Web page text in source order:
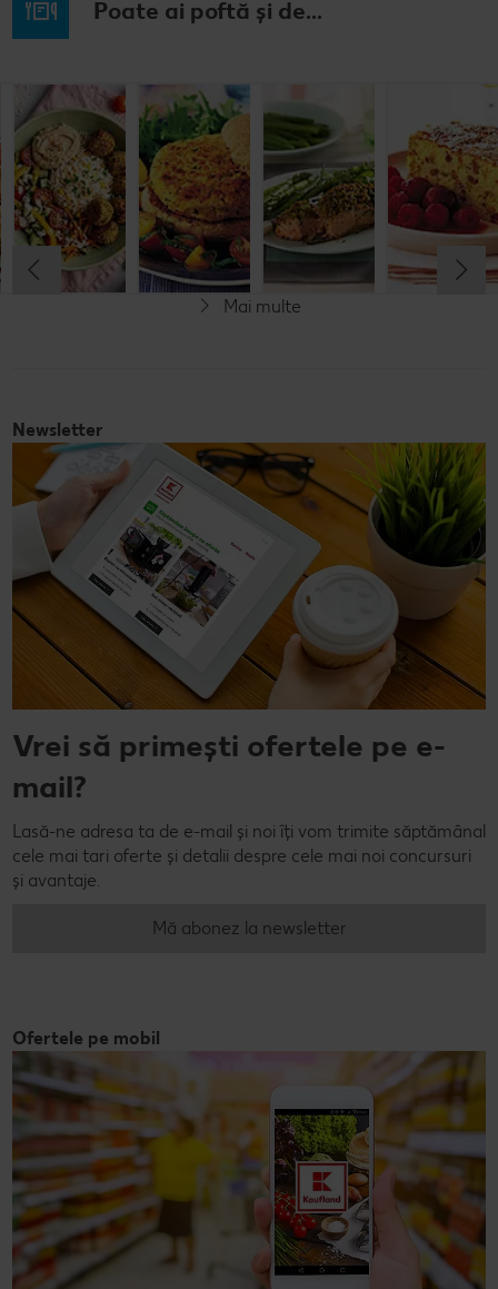
Poate ai poftă și de...
Prăjitură de
mere
nemțească
Cel mult 60 minute
Simplu
Chifteluțe cu
piure de
cartofi și
chives
Cel mult 60 minute
Simplu
Cel mult 60 minute
Simplu
crustă de
pesto
Cel mult 60 minute
Mai multe
Newsletter
Vrei să primești ofertele pe e-
mail?
Lasă-ne adresa ta de e-mail și noi îți vom trimite săptămânal
cele mai tari oferte și detalii despre cele mai noi concursuri
și avantaje.
Mă abonez la newsletter
Ofertele pe mobil